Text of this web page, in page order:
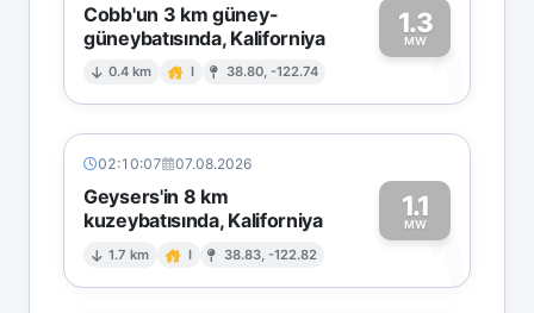
Cobb'un 3 km güney-
güneybatısında, Kaliforniya
0.4 km I 38.80, -122.74
1.3
MW1
02:10:07 07.08.2026
Geysers'in 8 km
kuzeybatısında, Kaliforniya
1.7 km I 38.83, -122.82
1.1
MW1